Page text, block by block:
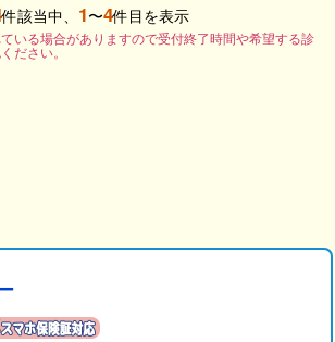
件該当中、 1〜4件目を表示
いる場合がありますので受付終了時間や希望する診
ださい。